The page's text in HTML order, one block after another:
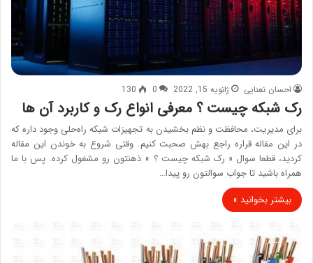
احسان نعنایی ژانویه 15, 2022 0
130
رک شبکه چیست ؟ معرفی انواع رک و کاربرد آن ها
برای مدیریت، محافظت و نظم بخشیدن به تجهیزات شبکه راه‌حلی وجود داره که
در این مقاله قراره راجع بهش صحبت کنیم. وقتی شروع به خوندن این مقاله
کردید، قطعا سوال « رک شبکه چیست ؟ » ذهنتون رو مشغول کرده. پس با ما
همراه باشید تا جواب سوالتون رو پیدا…
بیشتر بخوانید »